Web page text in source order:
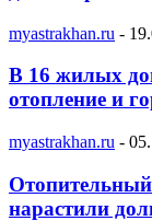
myastrakhan.ru -
В 16 жилых
отопление и
myastrakhan.ru -
нарастили